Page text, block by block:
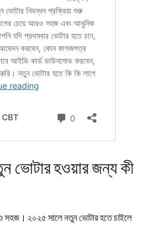
ভোটার হওয়ার জন্য কী
২০২৫ সালে নতুন ভোটার হতে চাইলে